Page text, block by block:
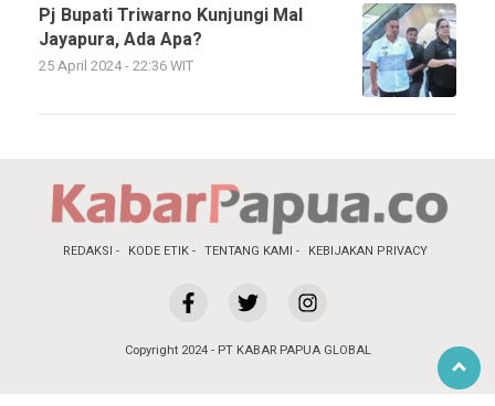
Pj Bupati Triwarno Kunjungi Mal
Jayapura, Ada Apa?
25 April 2024 - 22:36 WIT
REDAKSI KODE ETIK TENTANG KAMI KEBIJAKAN PRIVACY
Copyright 2024 - PT KABAR PAPUA GLOBAL